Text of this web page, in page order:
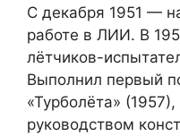
С декабря 1951 —
работе в ЛИИ. В
лётчиков-
Выполнил первый
«Турболёта»
руководством